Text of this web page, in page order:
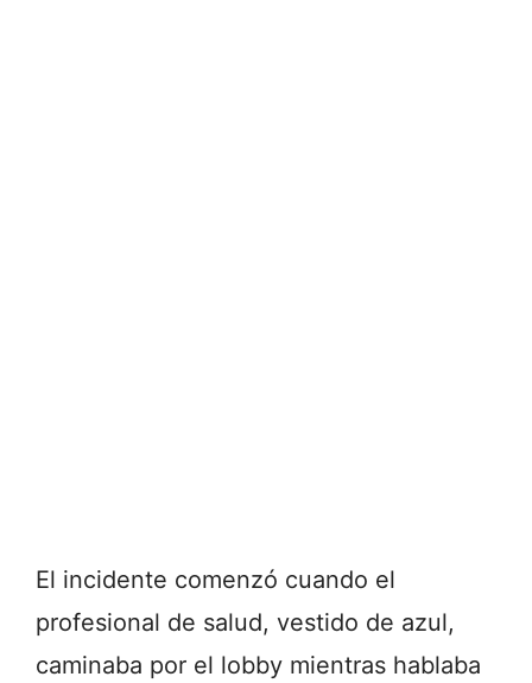
El incidente comenzó cuando el
profesional de salud, vestido de azul,
caminaba por el lobby mientras hablaba